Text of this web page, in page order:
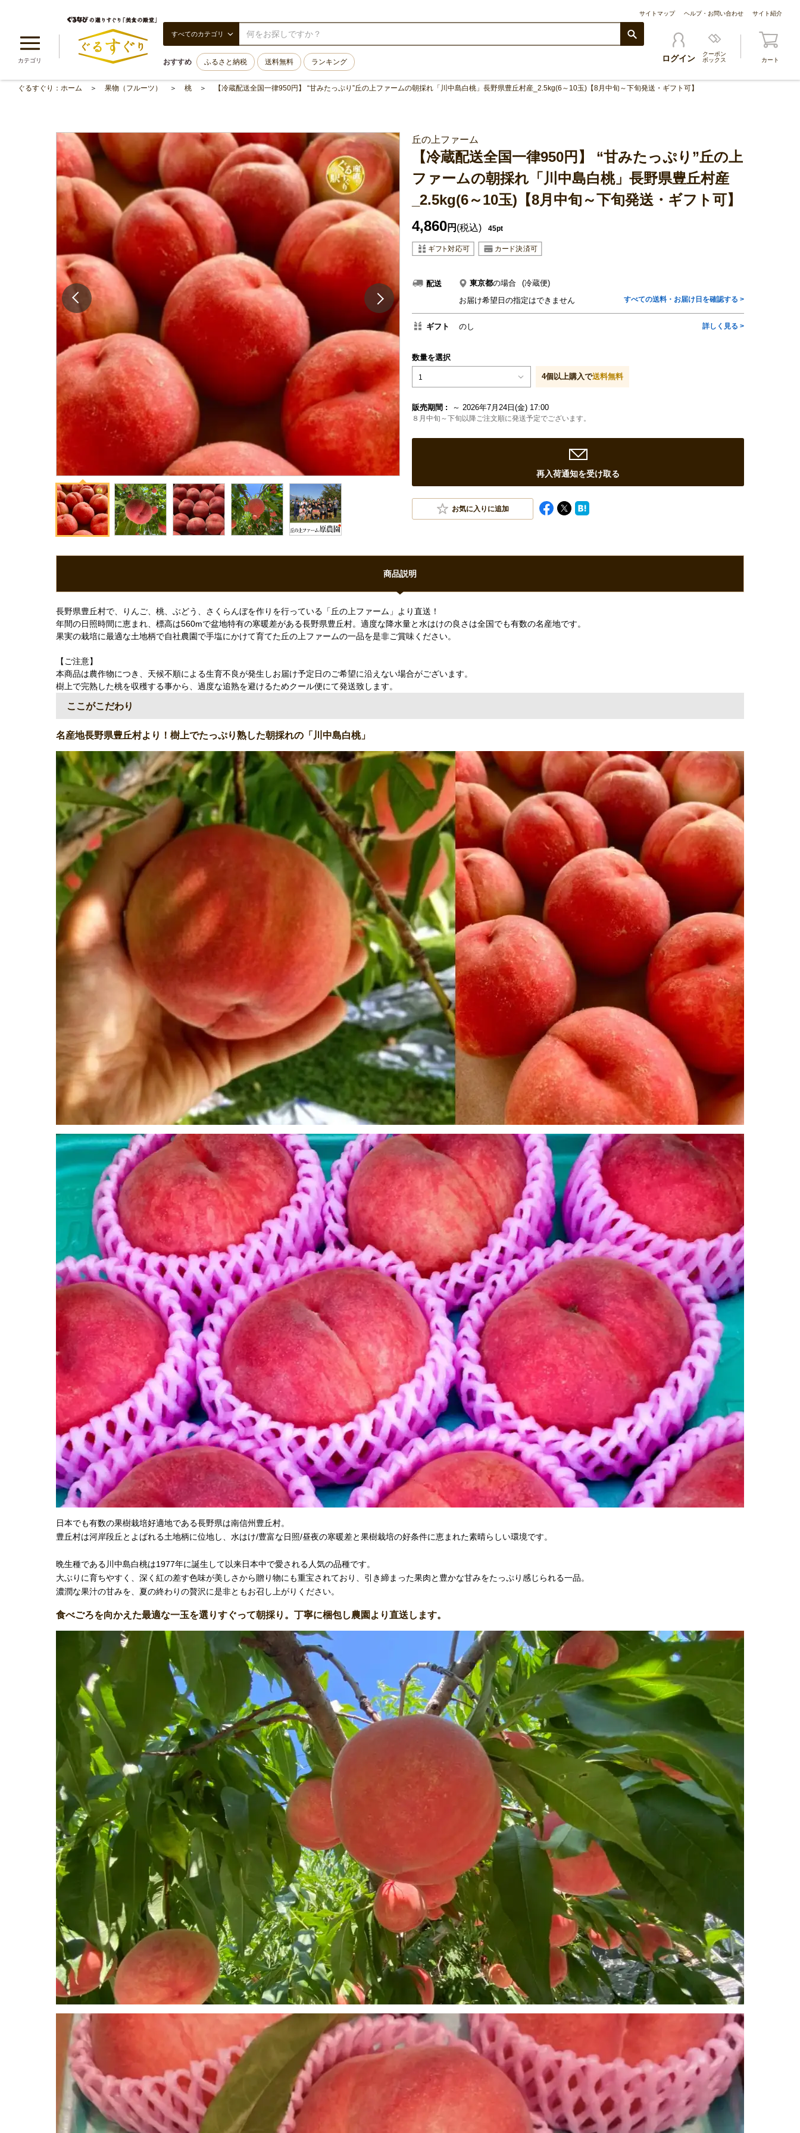
サイトマップ ヘルプ・お問い合わせ サイト紹介
カテゴリ
すべてのカテゴリ
おすすめ ふるさと納税 送料無料 ランキング ログイン
クーポン
ボックス
カート
ぐるすぐり：ホーム 果物（フルーツ） 桃 【冷蔵配送全国一律950円】 “甘みたっぷり”丘の上ファームの朝採れ「川中島白桃」長野県豊丘村産_2.5kg(6～10玉)【8月中旬～下旬発送・ギフト可】
丘の上ファーム
【冷蔵配送全国一律950円】 “甘みたっぷり”丘の上
ファームの朝採れ「川中島白桃」長野県豊丘村産
_2.5kg(6～10玉)【8月中旬～下旬発送・ギフト可】
4,860円 (税込) 45pt
配送 東京都の場合
(冷蔵便)
お届け希望日の指定はできません
すべての送料・お届け日を確認する >
ギフト のし 詳しく見る >
数量を選択
1 4個以上購入で送料無料
販売期間 : ～ 2026年7月24日(金) 17:00
８月中旬～下旬以降ご注文順に発送予定でございます。
再入荷通知を受け取る
お気に入りに追加
商品説明
長野県豊丘村で、りんご、桃、ぶどう、さくらんぼを作りを行っている「丘の上ファーム」より直送！
年間の日照時間に恵まれ、標高は560mで盆地特有の寒暖差がある長野県豊丘村。適度な降水量と水はけの良さは全国でも有数の名産地です。
果実の栽培に最適な土地柄で自社農園で手塩にかけて育てた丘の上ファームの一品を是非ご賞味ください。
【ご注意】
本商品は農作物につき、天候不順による生育不良が発生しお届け予定日のご希望に沿えない場合がございます。
樹上で完熟した桃を収穫する事から、過度な追熟を避けるためクール便にて発送致します。
ここがこだわり
名産地長野県豊丘村より！樹上でたっぷり熟した朝採れの「川中島白桃」
日本でも有数の果樹栽培好適地である長野県は南信州豊丘村。
豊丘村は河岸段丘とよばれる土地柄に位地し、水はけ/豊富な日照/昼夜の寒暖差と果樹栽培の好条件に恵まれた素晴らしい環境です。
晩生種である川中島白桃は1977年に誕生して以来日本中で愛される人気の品種です。
大ぶりに育ちやすく、深く紅の差す色味が美しさから贈り物にも重宝されており、引き締まった果肉と豊かな甘みをたっぷり感じられる一品。
濃潤な果汁の甘みを、夏の終わりの贅沢に是非ともお召し上がりください。
食べごろを向かえた最適な一玉を選りすぐって朝採り。丁寧に梱包し農園より直送します。